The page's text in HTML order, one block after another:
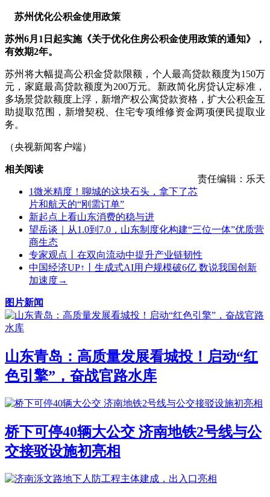
苏州优化公积金使用政策
苏州6月1日起实施《关于优化住房公积金使用政策的通知》，
有效期2年。
苏州将大幅提高公积金贷款限额，个人最高贷款额度为150万
元，家庭最高贷款额度为200万元。新政简化房贷认定标准，
多场景贷款额度上浮，新增产权公寓贷款资格，扩大公积金互
助提取范围，新增契税、住宅专项维修资金两项便民提取业
务。
（央视新闻客户端）
责任编辑：乐天
相关阅读
1微米精度！聊城的这块石头，拿下了芯
片和航天的“刚需订单”
新起点上看山东消费的稳与进
望岳谈｜从1.0到7.0，山东制度化构建“三位一体”优质营
商生态
专家观点丨在双向流动中提升产业链韧性
中国经济UP↑丨生成式AI用户规模破6亿 数说我国创新
加速度→
图片新闻
山东青岛：高质量发展看城投！启动“红
色引擎”，奋战官路水库
桥下可停40辆大公交 济南地铁2号线与公
交接驳设施初亮相